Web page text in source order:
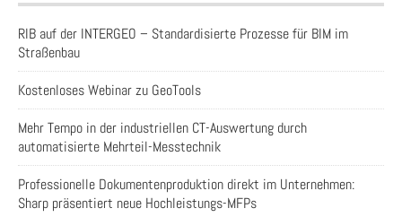
RIB auf der INTERGEO – Standardisierte Prozesse für BIM im
Straßenbau
Kostenloses Webinar zu GeoTools
Mehr Tempo in der industriellen CT-Auswertung durch
automatisierte Mehrteil-Messtechnik
Professionelle Dokumentenproduktion direkt im Unternehmen:
Sharp präsentiert neue Hochleistungs-MFPs